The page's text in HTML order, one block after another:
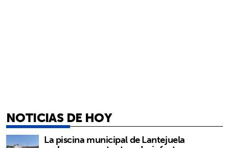
NOTICIAS DE HOY
La piscina municipal de Lantejuela